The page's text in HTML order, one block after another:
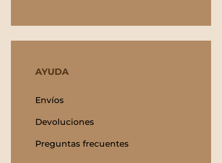
AYUDA
Envíos
Devoluciones
Preguntas frecuentes